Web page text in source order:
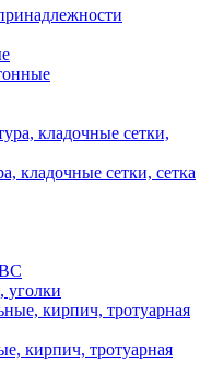
кладочные сетки, сетка
уголки
кирпич, тротуарная